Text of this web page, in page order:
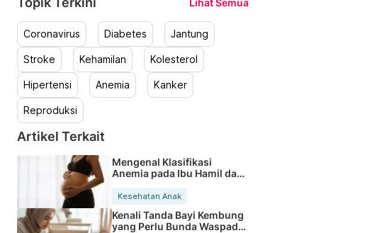
Coronavirus Diabetes Jantung
Stroke Kehamilan Kolesterol
Hipertensi Anemia Kanker
Reproduksi
Artikel Terkait
Mengenal Klasifikasi
Anemia pada Ibu Hamil dan
Kesehatan Anak
Kenali Tanda Bayi Kembung
yang Perlu Bunda Waspadai